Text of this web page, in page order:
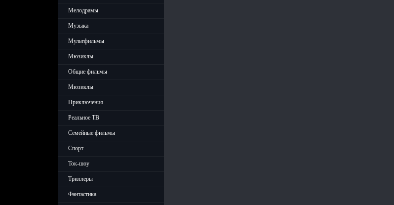
Мелодрамы
Музыка
Мультфильмы
Мюзиклы
Общие фильмы
Мюзиклы
Приключения
Реальное ТВ
Семейные фильмы
Спорт
Ток-шоу
Триллеры
Фантастика